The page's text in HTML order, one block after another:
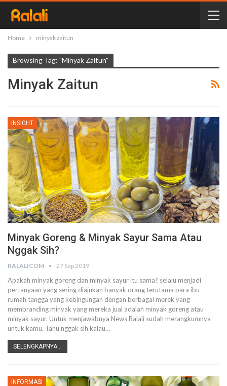
Home minyak zaitun
Browsing Tag: "minyak Zaitun"
Minyak Zaitun
INSIGHT
Minyak Goreng & Minyak Sayur Sama Atau
Nggak Sih?
RALALICOM 27 Sep 2019
Apakah minyak goreng dan minyak sayur itu sama? selalu menjadi
pertanyaan yang sering diajukan banyak orang terutama para ibu
rumah tangga yang kebingungan dengan berbagai merek yang
membranding minyak yang mereka jual adalah minyak goreng atau
minyak sayur. Untuk menjawabnya News Ralali sudah merangkumnya
untuk kamu. Tahu nggak sih kalau…
SELENGKAPNYA...
INFORMASI